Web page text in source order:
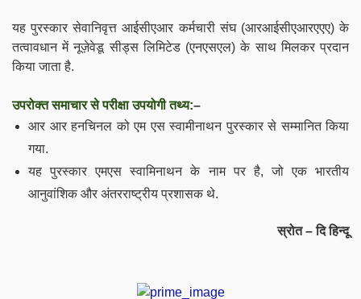
यह पुरस्कारसेवानिवृत्त आईसीएआर कर्मचारी संघ (आरआईसीएआरएएए) के
तत्वावधान में नूज़ेवेडू सीड्स लिमिटेड (एनएसएल) के साथ मिलकरप्रदान
किया जाता है.
उपरोक्त समाचार से परीक्षा उपयोगी तथ्य:–
आर आर हनचिनल कोएम एस स्वामीनाथन पुरस्कार से सम्मानित किया
गया.
यह पुरस्कार एमएस स्वामिनाथन के नाम पर है, जो एक भारतीय
आनुवांशिक और अंतरराष्ट्रीय प्रशासक थे.
स्रोत – दि हिन्दू